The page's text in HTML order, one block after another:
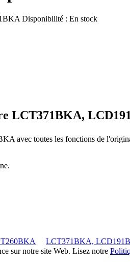
Disponibilité : En stock
LCT371BKA,
avec toutes les fonctions de
LCT371BKA,
sur notre site Web. Lisez notre